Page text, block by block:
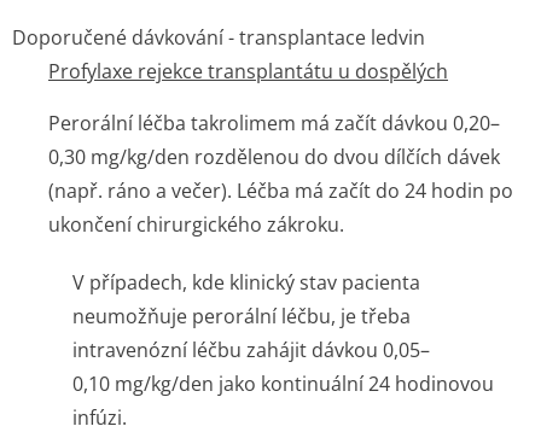
Doporučené dávkování - transplantace ledvin
Profylaxe rejekce transplantátu u dospělých
Perorální léčba takrolimem má začít dávkou 0,20–
0,30 mg/kg/den rozdělenou do dvou dílčích dávek
(např. ráno a večer). Léčba má začít do 24 hodin po
ukončení chirurgického zákroku.
V případech, kde klinický stav pacienta
neumožňuje perorální léčbu, je třeba
intravenózní léčbu zahájit dávkou 0,05–
0,10 mg/kg/den jako kontinuální 24 hodinovou
infúzi.